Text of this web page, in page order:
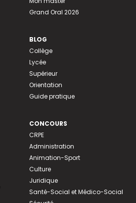
Grand Oral 2026
BLOG
Collège
Lycée
Supérieur
Orientation
Guide pratique
CONCOURS
CRPE
Administration
Animation-Sport
Culture
Juridique
Santé-Social et Médico-Social